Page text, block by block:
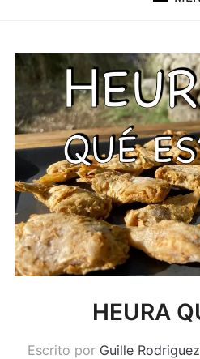
HEURA
Escrito por Guille Rodriguez